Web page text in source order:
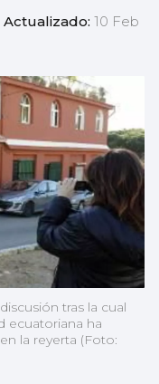
Actualizado: 10 Feb
tras la cual
ecuatoriana ha
la reyerta (Foto: